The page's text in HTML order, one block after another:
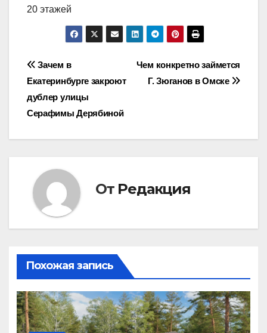
20 этажей
Навигация
по
записям
Чем конкретно займется
Г. Зюганов в Омске
Зачем в
Екатеринбурге закроют
дублер улицы
Серафимы Дерябиной
От Редакция
Похожая запись